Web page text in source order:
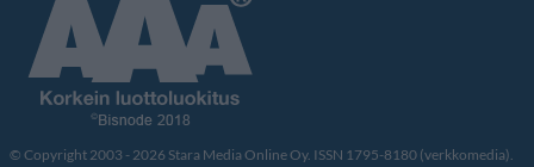
© Copyright 2003 - 2026 Stara Media Online Oy. ISSN 1795-8180 (verkkomedia).